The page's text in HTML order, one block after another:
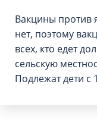
Вакцины против
нет, поэтому
всех, кто едет
сельскую
Подлежат дети с